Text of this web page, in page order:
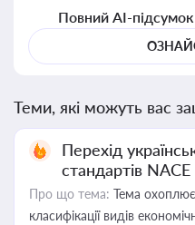
Повний AI-
Теми, які можуть вас
Перехід
стандартів NACE
Про що тема: Тема охоплює
класифікації видів